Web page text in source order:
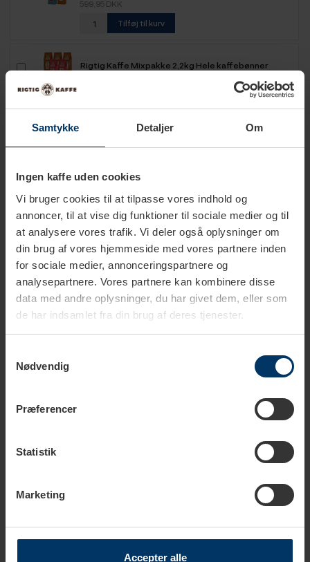
Samtykke Detaljer Om
Ingen kaffe uden cookies
Vi bruger cookies til at tilpasse vores indhold og
annoncer, til at vise dig funktioner til sociale medier og til
at analysere vores trafik. Vi deler også oplysninger om
din brug af vores hjemmeside med vores partnere inden
for sociale medier, annonceringspartnere og
analysepartnere. Vores partnere kan kombinere disse
data med andre oplysninger, du har givet dem, eller som
de har indsamlet fra din brug af deres tjenester.
Nødvendig
Præferencer
Statistik
Marketing
Accepter alle
599,95 DKK
Tilføj til kurv
Rigtig Kaffe Mixpakke 2,2kg Hele kaffebønner
Tilføj til kurv
Rigtig Kaffe Mixpakke 5,2kg Hele kaffebønner
1.099,00 DKK
Tilføj til kurv
Produktbeskrivelse
Holdbarhed
Alt kaffe fra eget mærke “Rigtig Kaffe” er pakket i en
beskyttet atmosfære, som er en blanding af nitrogen og
fortrænge ilten, så kaffens gode smag ikke udsættes for